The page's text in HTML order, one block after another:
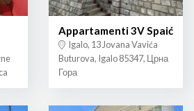
Appartamenti 3V Spaić
Igalo, 13 Jovana Vavića
Buturova, Igalo 85347, Црна
Гора